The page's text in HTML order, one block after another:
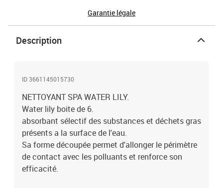
Garantie légale
Description
ID 3661145015730
NETTOYANT SPA WATER LILY.
Water lily boite de 6.
absorbant sélectif des substances et déchets gras
présents a la surface de l'eau.
Sa forme découpée permet d'allonger le périmètre
de contact avec les polluants et renforce son
efficacité.